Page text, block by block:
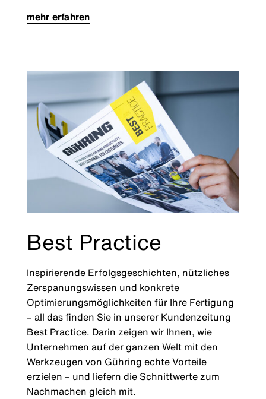
mehr erfahren
Best Practice
Inspirierende Erfolgsgeschichten, nützliches
Zerspanungswissen und konkrete
Optimierungsmöglichkeiten für Ihre Fertigung
– all das finden Sie in unserer Kundenzeitung
Best Practice. Darin zeigen wir Ihnen, wie
Unternehmen auf der ganzen Welt mit den
Werkzeugen von Gühring echte Vorteile
erzielen – und liefern die Schnittwerte zum
Nachmachen gleich mit.